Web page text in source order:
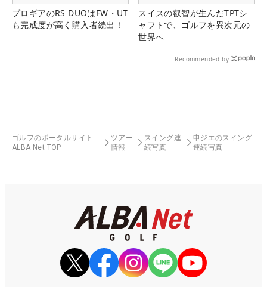
プロギアのRS DUOはFW・UT
も完成度が高く購入者続出！
スイスの叡智が生んだTPTシ
ャフトで、ゴルフを異次元の
世界へ
Recommended by
ゴルフのポータルサイト
ALBA Net TOP
ツアー
情報
スイング連
続写真
申ジエのスイング
連続写真